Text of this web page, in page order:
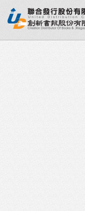
榜 出版社專區